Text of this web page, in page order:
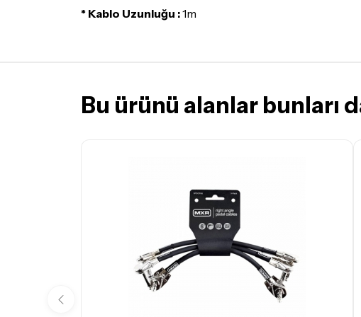
* Kablo Uzunluğu :1m
Bu ürünü alanlar bunları